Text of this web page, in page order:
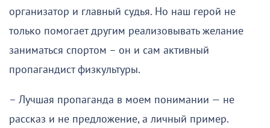
организатор и главный судья. Но наш герой не
только помогает другим реализовывать желание
заниматься спортом – он и сам активный
пропагандист физкультуры.
– Лучшая пропаганда в моем понимании — не
рассказ и не предложение, а личный пример.